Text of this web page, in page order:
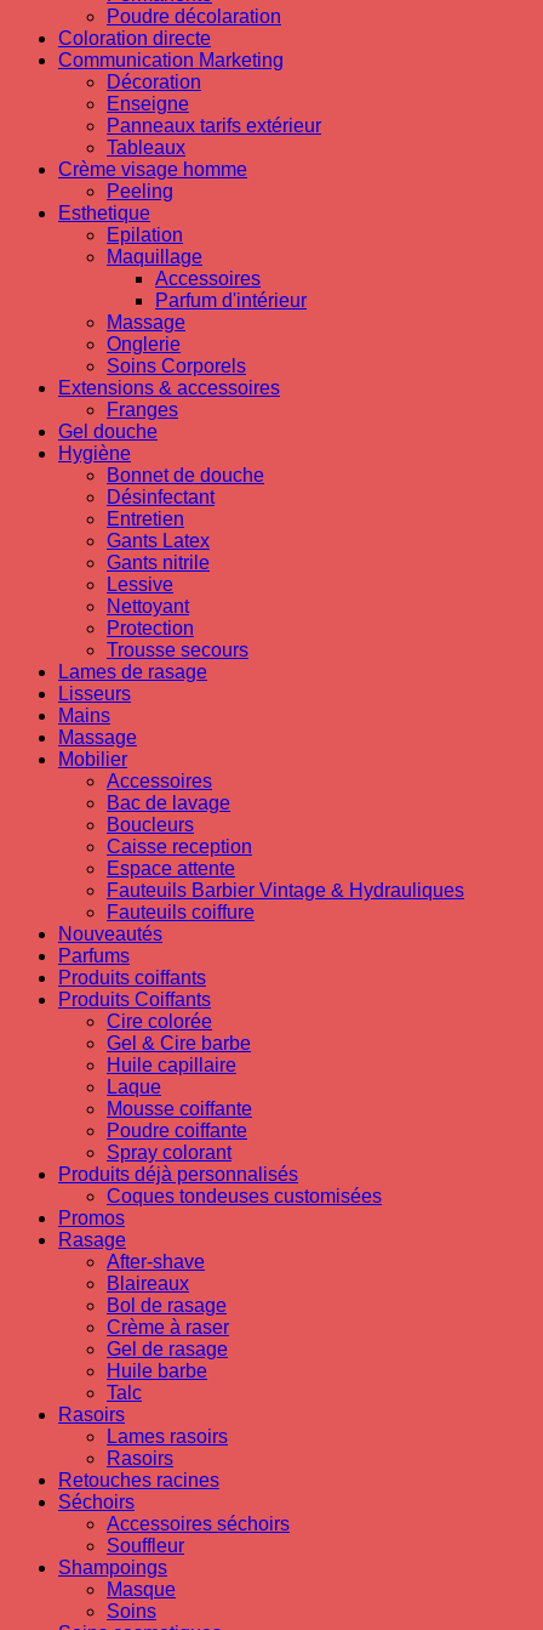
Poudre décolaration
Coloration directe
Communication Marketing
Décoration
Enseigne
Panneaux tarifs extérieur
Tableaux
Crème visage homme
Peeling
Esthetique
Epilation
Maquillage
Accessoires
Parfum d'intérieur
Massage
Onglerie
Soins Corporels
Extensions & accessoires
Franges
Gel douche
Hygiène
Bonnet de douche
Désinfectant
Entretien
Gants Latex
Gants nitrile
Lessive
Nettoyant
Protection
Trousse secours
Lames de rasage
Lisseurs
Mains
Massage
Mobilier
Accessoires
Bac de lavage
Boucleurs
Caisse reception
Espace attente
Fauteuils Barbier Vintage & Hydrauliques
Fauteuils coiffure
Nouveautés
Parfums
Produits coiffants
Produits Coiffants
Cire colorée
Gel & Cire barbe
Huile capillaire
Laque
Mousse coiffante
Poudre coiffante
Spray colorant
Produits déjà personnalisés
Coques tondeuses customisées
Promos
Rasage
After-shave
Blaireaux
Bol de rasage
Crème à raser
Gel de rasage
Huile barbe
Talc
Rasoirs
Lames rasoirs
Rasoirs
Retouches racines
Séchoirs
Accessoires séchoirs
Souffleur
Shampoings
Masque
Soins